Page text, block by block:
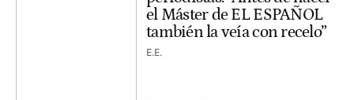
el Máster de EL ESPAÑOL
también la veía con recelo”
E.E.